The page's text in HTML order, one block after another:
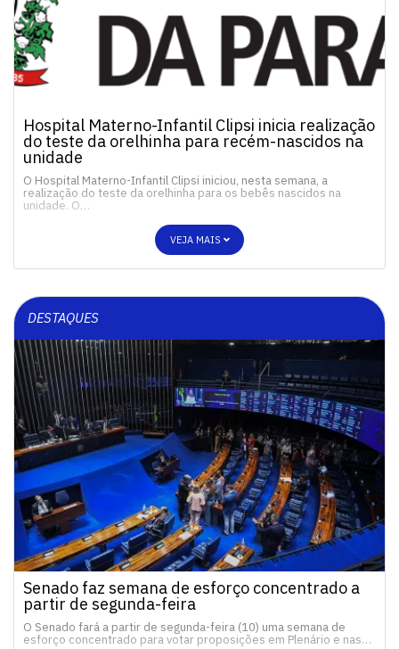
Hospital Materno-Infantil Clipsi inicia realização
do teste da orelhinha para recém-nascidos na
unidade
O Hospital Materno-Infantil Clipsi iniciou, nesta semana, a
realização do teste da orelhinha para os bebês nascidos na
unidade. O…
VEJA MAIS
DESTAQUES
Senado faz semana de esforço concentrado a
partir de segunda-feira
O Senado fará a partir de segunda-feira (10) uma semana de
esforço concentrado para votar proposições em Plenário e nas…